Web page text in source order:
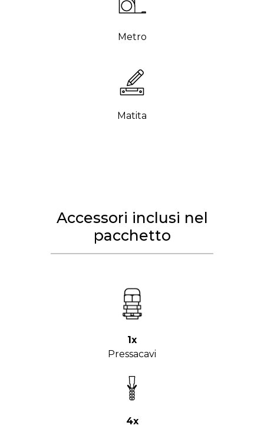
Metro
Matita
Accessori inclusi nel
pacchetto
1x
Pressacavi
4x